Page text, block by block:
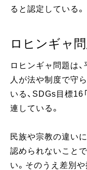
ると認定している。
ロヒンギャ
ロヒンギャ問題は
人が法や制度で守
いる、SDGs目標16「
連している。
民族や宗教の違い
認められないこと
い。そのうえ差別